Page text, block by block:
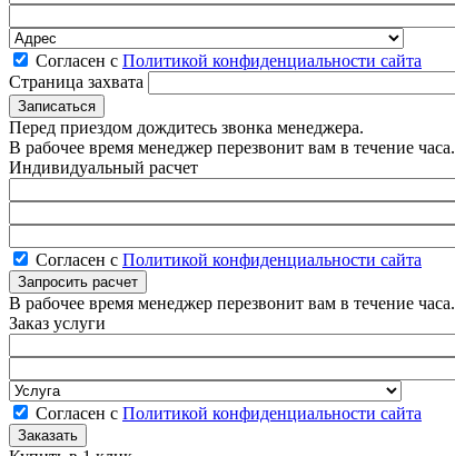
Согласен с Политикой конфиденциальности сайта
Страница захвата
Перед приездом дождитесь звонка менеджера.
В рабочее время менеджер перезвонит вам в течение часа.
Индивидуальный расчет
Согласен с Политикой конфиденциальности сайта
В рабочее время менеджер перезвонит вам в течение часа.
Заказ услуги
Согласен с Политикой конфиденциальности сайта